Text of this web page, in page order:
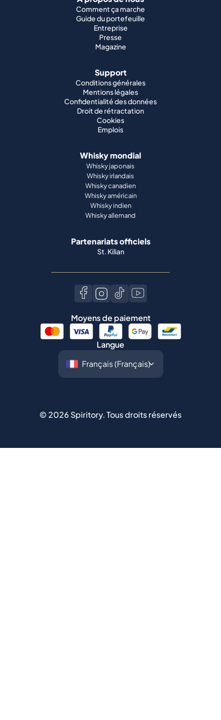
Support
Conditions générales
Mentions légales
Confidentialité des données
Droit de rétractation
Emplois
Whisky mondial
Whisky japonais
Whisky irlandais
Whisky canadien
Whisky américain
Whisky allemand
Partenariats officiels
St. Kilian
Moyens de paiement
Langue
2026Spiritory.Tous droits réservés